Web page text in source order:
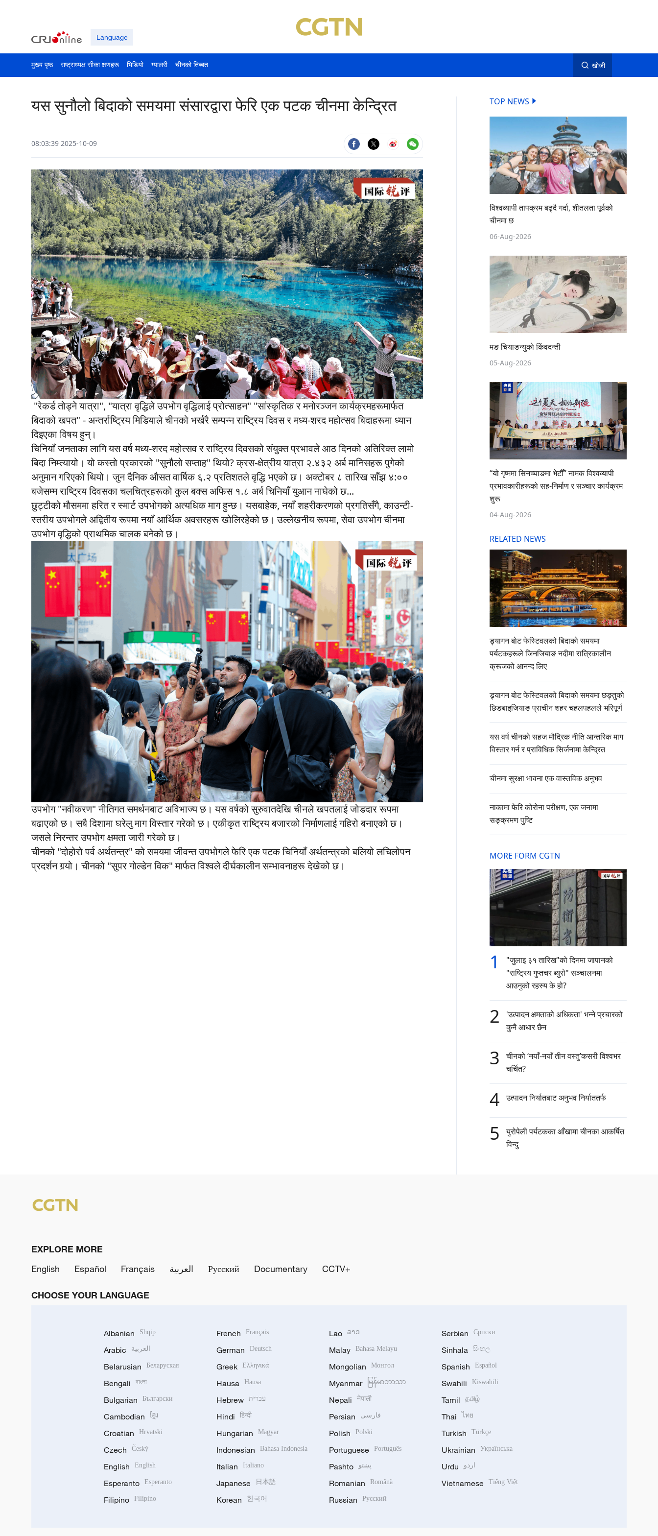
Language
मुख्य पृष्ठ राष्ट्राध्यक्ष सीका क्षणहरू भिडियो ग्यालरी चीनको तिब्बत खोजी
यस सुनौलो बिदाको समयमा संसारद्वारा फेरि एक पटक चीनमा केन्द्रित
08:03:39 2025-10-09
"रेकर्ड तोड्ने यात्रा", "यात्रा वृद्धिले उपभोग वृद्धिलाई प्रोत्साहन" "सांस्कृतिक र मनोरञ्जन कार्यक्रमहरूमार्फत
बिदाको खपत" - अन्तर्राष्ट्रिय मिडियाले चीनको भर्खरै सम्पन्न राष्ट्रिय दिवस र मध्य-शरद महोत्सव बिदाहरूमा ध्यान
दिइएका विषय हुन्।
चिनियाँ जनताका लागि यस वर्ष मध्य-शरद महोत्सव र राष्ट्रिय दिवसको संयुक्त प्रभावले आठ दिनको अतिरिक्त लामो
बिदा निम्त्यायो। यो कस्तो प्रकारको "सुनौलो सप्ताह" थियो? क्रस-क्षेत्रीय यात्रा २.४३२ अर्ब मानिसहरू पुगेको
अनुमान गरिएको थियो। जुन दैनिक औसत वार्षिक ६.२ प्रतिशतले वृद्धि भएको छ। अक्टोबर ८ तारिख साँझ ४:००
बजेसम्म राष्ट्रिय दिवसका चलचित्रहरूको कुल बक्स अफिस १.८ अर्ब चिनियाँ युआन नाघेको छ...
छुट्टीको मौसममा हरित र स्मार्ट उपभोगको अत्यधिक माग हुन्छ। यसबाहेक, नयाँ शहरीकरणको प्रगतिसँगै, काउन्टी-
स्तरीय उपभोगले अद्वितीय रूपमा नयाँ आर्थिक अवसरहरू खोलिरहेको छ। उल्लेखनीय रूपमा, सेवा उपभोग चीनमा
उपभोग वृद्धिको प्राथमिक चालक बनेको छ।
उपभोग "नवीकरण" नीतिगत समर्थनबाट अविभाज्य छ। यस वर्षको सुरुवातदेखि चीनले खपतलाई जोडदार रूपमा
बढाएको छ। सबै दिशामा घरेलु माग विस्तार गरेको छ। एकीकृत राष्ट्रिय बजारको निर्माणलाई गहिरो बनाएको छ।
जसले निरन्तर उपभोग क्षमता जारी गरेको छ।
चीनको "दोहोरो पर्व अर्थतन्त्र" को समयमा जीवन्त उपभोगले फेरि एक पटक चिनियाँ अर्थतन्त्रको बलियो लचिलोपन
प्रदर्शन गर्‍यो। चीनको "सुपर गोल्डेन विक" मार्फत विश्वले दीर्घकालीन सम्भावनाहरू देखेको छ।
TOP NEWS
विश्वव्यापी तापक्रम बढ्दै गर्दा, शीतलता पूर्वको
चीनमा छ
06-Aug-2026
मङ चियाङन्युको किंवदन्ती
05-Aug-2026
“यो गृष्ममा सिनच्याङमा भेटौँ” नामक विश्वव्यापी
प्रभावकारीहरूको सह-निर्माण र सञ्चार कार्यक्रम
शुरू
04-Aug-2026
RELATED NEWS
ड्र्यागन बोट फेस्टिवलको बिदाको समयमा
पर्यटकहरूले जिनजियाङ नदीमा रात्रिकालीन
क्रूजको आनन्द लिए
ड्र्यागन बोट फेस्टिवलको बिदाको समयमा छङ्तुको
छिङबाइजियाङ प्राचीन शहर चहलपहलले भरिपूर्ण
यस वर्ष चीनको सहज मौद्रिक नीति आन्तरिक माग
विस्तार गर्न र प्राविधिक सिर्जनामा केन्द्रित
चीनमा सुरक्षा भावना एक वास्तविक अनुभव
नाकामा फेरि कोरोना परीक्षण, एक जनामा
सङ्क्रमण पुष्टि
MORE FORM CGTN
1
"जुलाइ ३१ तारिख"को दिनमा जापानको
"राष्ट्रिय गुप्तचर ब्युरो" सञ्चालनमा
आउनुको रहस्य के हो?
2
'उत्पादन क्षमताको अधिकता' भन्ने प्रचारको
कुनै आधार छैन
3
चीनको ‘नयाँ-नयाँ तीन वस्तु’कसरी विश्वभर
चर्चित?
4 उत्पादन निर्यातबाट अनुभव निर्याततर्फ
5
युरोपेली पर्यटकका आँखामा चीनका आकर्षित
विन्दु
EXPLORE MORE
English
Español Français العربية Русский Documentary CCTV+
CHOOSE YOUR LANGUAGE
Albanian Shqip
Arabic العربية
Belarusian Беларуская
Bengali বাংলা
Bulgarian Български
Cambodian ខ្មែរ
Croatian Hrvatski
Czech Český
English English
Esperanto Esperanto
Filipino Filipino
French Français
German Deutsch
Greek Ελληνικά
Hausa Hausa
Hebrew עברית
Hindi हिन्दी
Hungarian Magyar
Indonesian Bahasa Indonesia
Italian Italiano
Japanese 日本語
Korean 한국어
Lao ລາວ
Malay Bahasa Melayu
Mongolian Монгол
Myanmar မြန်မာဘာသာ
Nepali नेपाली
Persian فارسی
Polish Polski
Portuguese Português
Pashto پښتو
Romanian Română
Russian Русский
Serbian Српски
Sinhala සිංහල
Spanish Español
Swahili Kiswahili
Tamil தமிழ்
Thai ไทย
Turkish Türkçe
Ukrainian Українська
Urdu اردو
Vietnamese Tiếng Việt